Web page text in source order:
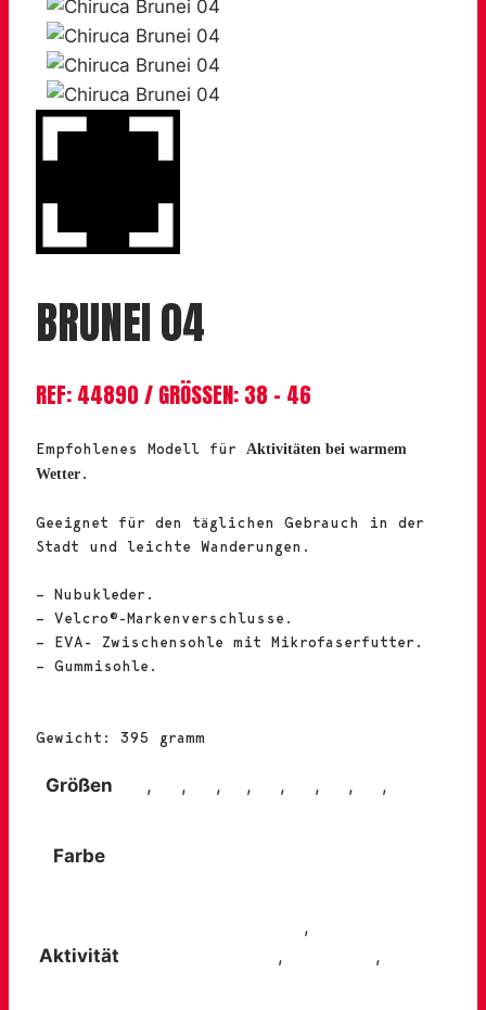
BRUNEI 04
REF: 44890 / GRÖSSEN: 38 – 46
Empfohlenes Modell für Aktivitäten bei warmem
Wetter .
Geeignet für den täglichen Gebrauch in der
Stadt und leichte Wanderungen.
– Nubukleder.
– Velcro®-Markenverschlusse.
– EVA- Zwischensohle mit Mikrofaserfutter.
– Gummisohle.
Gewicht: 395 gramm
Größen , , , , , , , ,
Farbe
Aktivität
,
,
,